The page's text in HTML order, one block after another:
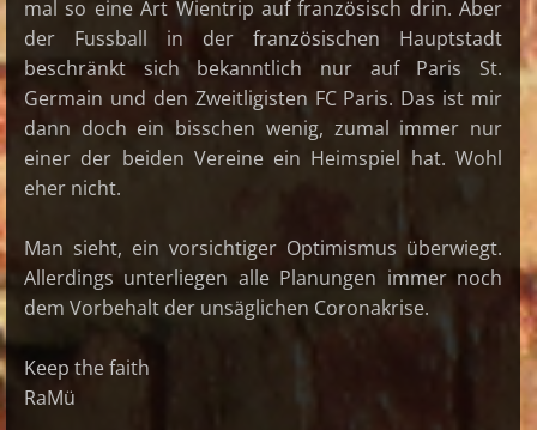
mal so eine Art Wientrip auf französisch drin. Aber
der Fussball in der französischen Hauptstadt
beschränkt sich bekanntlich nur auf Paris St.
Germain und den Zweitligisten FC Paris. Das ist mir
dann doch ein bisschen wenig, zumal immer nur
einer der beiden Vereine ein Heimspiel hat. Wohl
eher nicht.
Man sieht, ein vorsichtiger Optimismus überwiegt.
Allerdings unterliegen alle Planungen immer noch
dem Vorbehalt der unsäglichen Coronakrise.
Keep the faith
RaMü